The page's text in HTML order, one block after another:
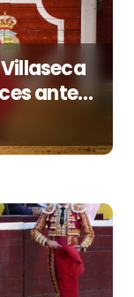
ante